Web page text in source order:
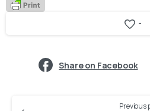
-
Share on Facebook
Previous